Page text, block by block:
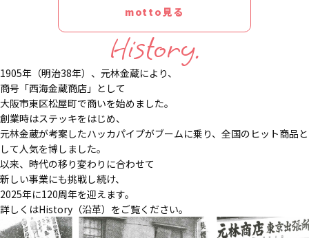
motto見る
History.
1905年（明治38年）、元林金蔵により、
商号「西海金蔵商店」として
大阪市東区松屋町で商いを始めました。
創業時はステッキをはじめ、
元林金蔵が考案したハッカパイプがブームに乗り、全国のヒット商品と
して人気を博しました。
以来、時代の移り変わりに合わせて
新しい事業にも挑戦し続け、
2025年に120周年を迎えます。
詳しくはHistory（沿革）をご覧ください。